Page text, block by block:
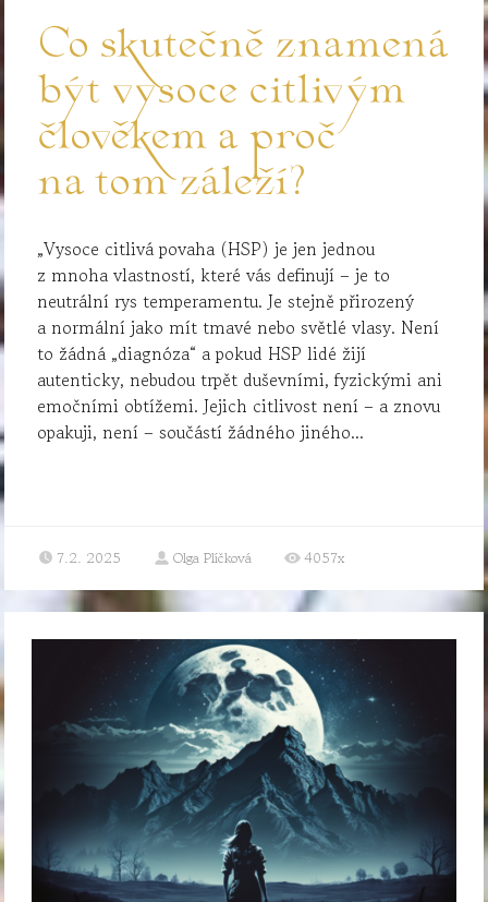
Co skutečně znamená
být vysoce citlivým
člověkem a proč
na tom záleží?
„Vysoce citlivá povaha (HSP) je jen jednou
z mnoha vlastností, které vás definují – je to
neutrální rys temperamentu. Je stejně přirozený
a normální jako mít tmavé nebo světlé vlasy. Není
to žádná „diagnóza“ a pokud HSP lidé žijí
autenticky, nebudou trpět duševními, fyzickými ani
emočními obtížemi. Jejich citlivost není – a znovu
opakuji, není – součástí žádného jiného...
7.2. 2025 Olga Plíčková 4057x